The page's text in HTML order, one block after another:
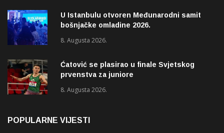
U Istanbulu otvoren Međunarodni samit
bošnjačke omladine 2026.
8. Augusta 2026.
Ćatović se plasirao u finale Svjetskog
prvenstva za juniore
8. Augusta 2026.
POPULARNE VIJESTI